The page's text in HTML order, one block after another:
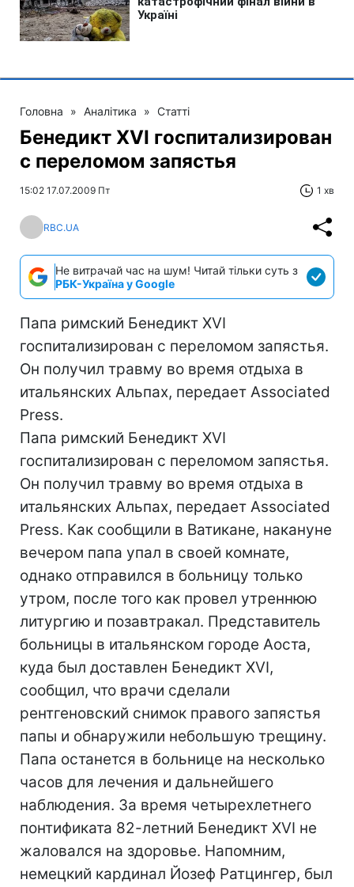
Головна » Аналітика » Статті
Бенедикт XVI госпитализирован
с переломом запястья
15:02 17.07.2009 Пт 1 хв
RBC.UA
Не витрачай час на шум! Читай тільки суть з
РБК-Україна у Google
Папа римский Бенедикт XVI
госпитализирован с переломом запястья.
Он получил травму во время отдыха в
итальянских Альпах, передает Associated
Press.
Папа римский Бенедикт XVI
госпитализирован с переломом запястья.
Он получил травму во время отдыха в
итальянских Альпах, передает Associated
Press. Как сообщили в Ватикане, накануне
вечером папа упал в своей комнате,
однако отправился в больницу только
утром, после того как провел утреннюю
литургию и позавтракал. Представитель
больницы в итальянском городе Аоста,
куда был доставлен Бенедикт XVI,
сообщил, что врачи сделали
рентгеновский снимок правого запястья
папы и обнаружили небольшую трещину.
Папа останется в больнице на несколько
часов для лечения и дальнейшего
наблюдения. За время четырехлетнего
понтификата 82-летний Бенедикт XVI не
жаловался на здоровье. Напомним,
немецкий кардинал Йозеф Ратцингер, был